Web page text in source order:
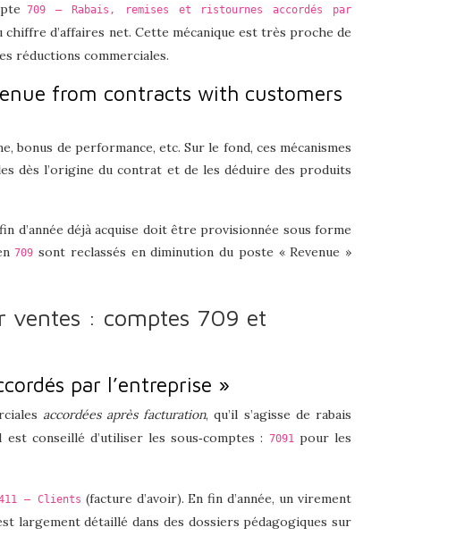
709 – Rabais, remises et ristournes accordés par
d’affaires net. Cette mécanique est très proche de
réductions commerciales.
from contracts with customers
bonus de performance, etc. Sur le fond, ces mécanismes
dès l’origine du contrat et de les déduire des produits
d’année déjà acquise doit être provisionnée sous forme
709 sont reclassés en diminution du poste « Revenue »
ventes : comptes 709 et
par l’entreprise »
accordées après facturation, qu’il s’agisse de rabais
conseillé d’utiliser les sous‑comptes : 7091pour les
– Clients (facture d’avoir). En fin d’année, un virement
largement détaillé dans des dossiers pédagogiques sur